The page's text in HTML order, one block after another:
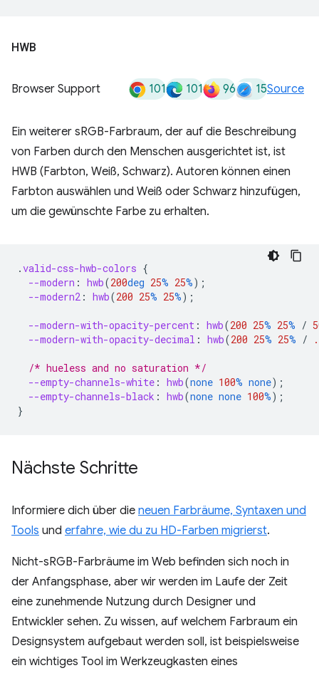
HWB
Browser Support 101 101 96 15Source
Ein weiterer sRGB-Farbraum, der auf die Beschreibung
von Farben durch den Menschen ausgerichtet ist, ist
HWB (Farbton, Weiß, Schwarz). Autoren können einen
Farbton auswählen und Weiß oder Schwarz hinzufügen,
um die gewünschte Farbe zu erhalten.
.valid-css-hwb-colors {
--modern : hwb(200deg 25% 25%);
--modern2 : hwb(200 25% 25%);
--modern-with-opacity-percent : hwb(200 25% 25% /
--modern-with-opacity-decimal : hwb(200 25% 25% /
/* hueless and no saturation */
--empty-channels-white : hwb(none 100% none);
--empty-channels-black : hwb(none none 100%);
}
Nächste Schritte
Informiere dich über die neuen Farbräume, Syntaxen und
Tools und erfahre, wie du zu HD-Farben migrierst.
Nicht-sRGB-Farbräume im Web befinden sich noch in
der Anfangsphase, aber wir werden im Laufe der Zeit
eine zunehmende Nutzung durch Designer und
Entwickler sehen. Zu wissen, auf welchem Farbraum ein
Designsystem aufgebaut werden soll, ist beispielsweise
ein wichtiges Tool im Werkzeugkasten eines